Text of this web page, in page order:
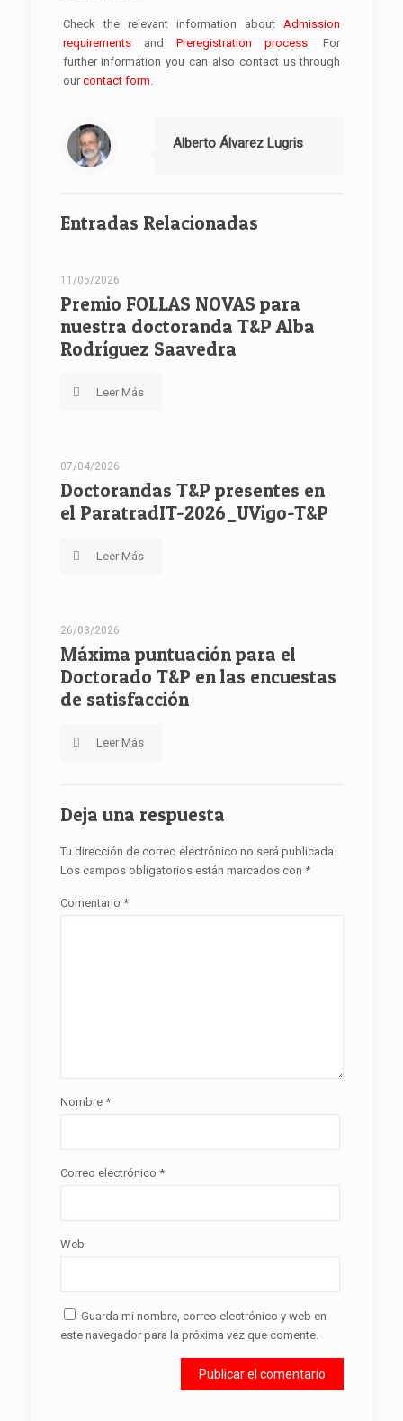
Check the relevant information aboutAdmission
requirementsand Preregistration process. For
further information you can also contact us through
ourcontact form.
Alberto Álvarez Lugris
Entradas Relacionadas
11/05/2026
Premio FOLLAS NOVAS para
nuestra doctoranda T&P Alba
Rodríguez Saavedra
Leer Más
07/04/2026
Doctorandas T&P presentes en
el ParatradIT-2026_UVigo-T&P
Leer Más
26/03/2026
Máxima puntuación para el
Doctorado T&P en las encuestas
de satisfacción
Leer Más
Deja una respuesta
Tu dirección de correo electrónico no será publicada.
Los campos obligatorios están marcados con *
Comentario *
Nombre *
Correo electrónico *
Web
Guarda mi nombre, correo electrónico y web en
este navegador para la próxima vez que comente.